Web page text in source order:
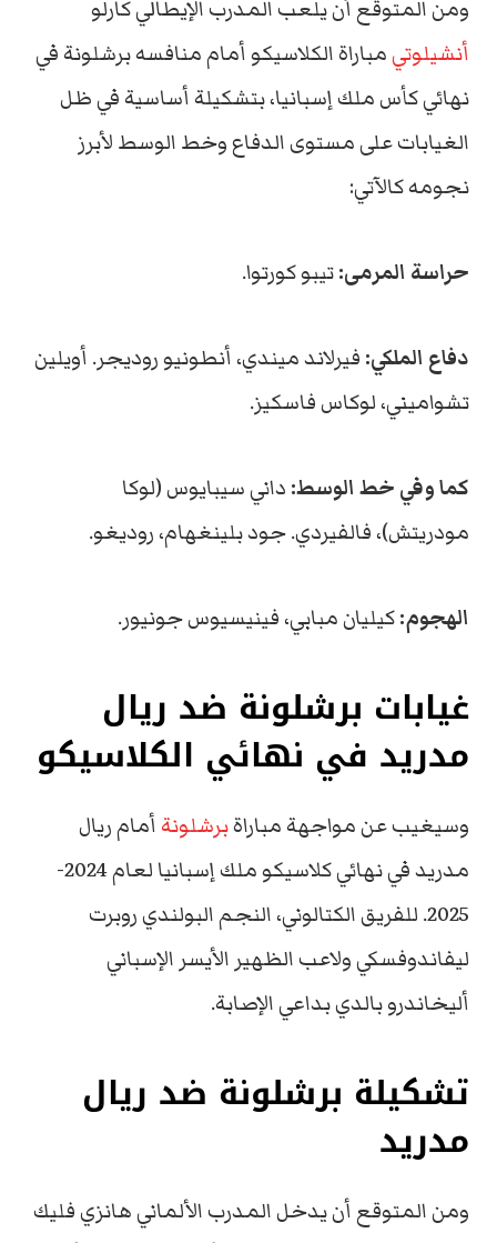
ومن المتوقع أن يلعب المدرب الإيطالي كارلو
أنشيلوتيمباراة الكلاسيكو أمام منافسه برشلونة في
نهائي كأس ملك إسبانيا، بتشكيلة أساسية في ظل
الغيابات على مستوى الدفاع وخط الوسط لأبرز
نجومه كالآتي:
حراسة المرمى:تيبو كورتوا.
دفاع الملكي: فيرلاند ميندي، أنطونيو روديجر. أويلين
تشواميني، لوكاس فاسكيز.
كما وفي خط الوسط: داني سيبايوس (لوكا
مودريتش)، فالفيردي. جود بلينغهام، روديغو.
الهجوم:كيليان مبابي، فينيسيوس جونيور.
غيابات برشلونة ضد ريال
مدريد في نهائي الكلاسيكو
وسيغيب عن مواجهة مباراةبرشلونةأمام ريال
مدريد في نهائي كلاسيكو ملك إسبانيا لعام 2024-
2025. للفريق الكتالوني، النجم البولندي روبرت
ليفاندوفسكي ولاعب الظهير الأيسر الإسباني
أليخاندرو بالدي بداعي الإصابة.
تشكيلة برشلونة ضد ريال
مدريد
ومن المتوقع أن يدخل المدرب الألماني هانزي فليك